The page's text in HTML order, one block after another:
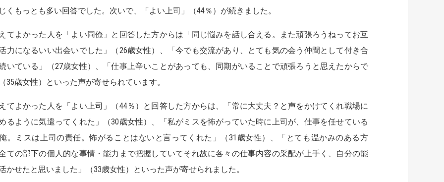
くもっとも多い回答でした。次いで、「よい上司」（44％）が続きました。
てよかった人を「よい同僚」と回答した方からは「同じ悩みを話し合える。また頑張ろうねってお互
力になるいい出会いでした」（26歳女性）、「今でも交流があり、とても気の会う仲間として付き合
いている」（27歳女性）、「仕事上辛いことがあっても、同期がいることで頑張ろうと思えたからで
35歳女性）といった声が寄せられています。
てよかった人を「よい上司」（44％）と回答した方からは、「常に大丈夫？と声をかけてくれ職場に
るように気遣ってくれた」（30歳女性）、「私がミスを怖がっていた時に上司が、仕事を任せている
。ミスは上司の責任。怖がることはないと言ってくれた」（31歳女性）、「とても温かみのある方
ての部下の個人的な事情・能力まで把握していてそれ故に各々の仕事内容の采配が上手く、自分の能
かせたと思いました」（33歳女性）といった声が寄せられました。